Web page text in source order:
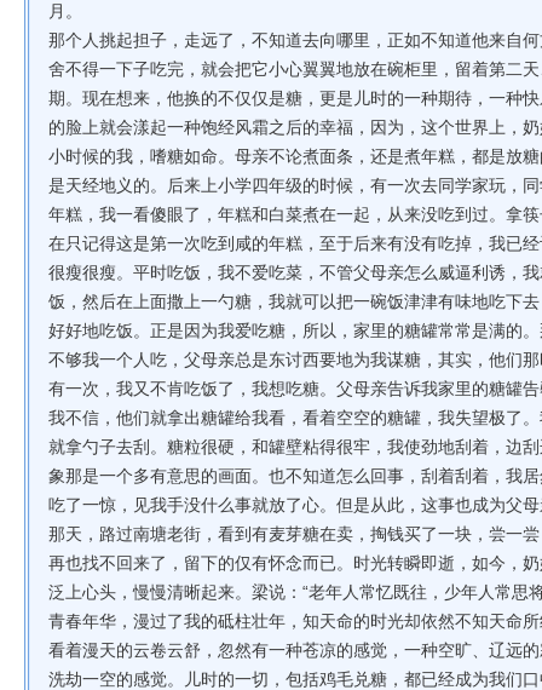
月。
那个人挑起担子，走远了，不知道去向哪里，正如不知道他来自
舍不得一下子吃完，就会把它小心翼翼地放在碗柜里，留着第二
期。现在想来，他换的不仅仅是糖，更是儿时的一种期待，一种
的脸上就会漾起一种饱经风霜之后的幸福，因为，这个世界上，
小时候的我，嗜糖如命。母亲不论煮面条，还是煮年糕，都是放
是天经地义的。后来上小学四年级的时候，有一次去同学家玩，
年糕，我一看傻眼了，年糕和白菜煮在一起，从来没吃到过。拿
在只记得这是第一次吃到咸的年糕，至于后来有没有吃掉，我已
很瘦很瘦。平时吃饭，我不爱吃菜，不管父母亲怎么威逼利诱，
饭，然后在上面撒上一勺糖，我就可以把一碗饭津津有味地吃下
好好地吃饭。正是因为我爱吃糖，所以，家里的糖罐常常是满的
不够我一个人吃，父母亲总是东讨西要地为我谋糖，其实，他们
有一次，我又不肯吃饭了，我想吃糖。父母亲告诉我家里的糖罐
我不信，他们就拿出糖罐给我看，看着空空的糖罐，我失望极了
就拿勺子去刮。糖粒很硬，和罐壁粘得很牢，我使劲地刮着，边
象那是一个多有意思的画面。也不知道怎么回事，刮着刮着，我
吃了一惊，见我手没什么事就放了心。但是从此，这事也成为父
那天，路过南塘老街，看到有麦芽糖在卖，掏钱买了一块，尝一
再也找不回来了，留下的仅有怀念而已。时光转瞬即逝，如今，
泛上心头，慢慢清晰起来。梁说：“老年人常忆既往，少年人常思
青春年华，漫过了我的砥柱壮年，知天命的时光却依然不知天命
看着漫天的云卷云舒，忽然有一种苍凉的感觉，一种空旷、辽远
洗劫一空的感觉。儿时的一切，包括鸡毛兑糖，都已经成为我们